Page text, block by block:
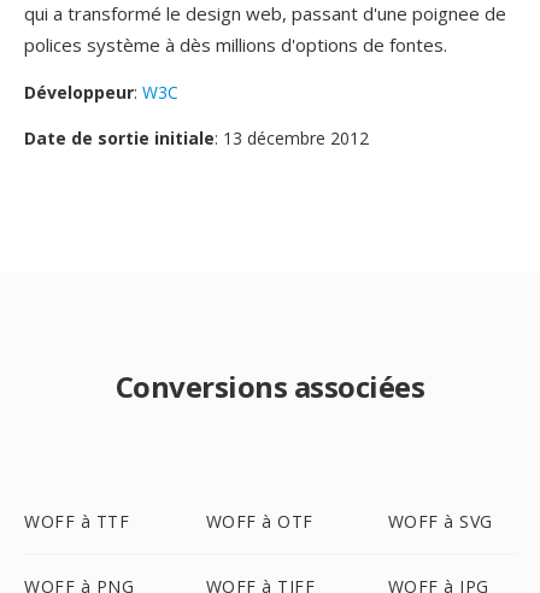
qui a transformé le design web, passant d'une poignee de
polices système à dès millions d'options de fontes.
Développeur: W3C
Date de sortie initiale: 13 décembre 2012
Conversions associées
WOFF à TTF WOFF à OTF WOFF à SVG
WOFF à PNG WOFF à TIFF WOFF à JPG